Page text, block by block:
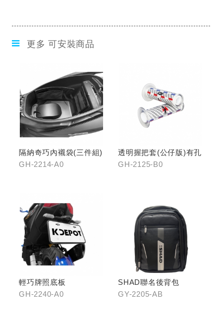
更多 可安裝商品
隔納奇巧內襯袋(三件組)
GH-2214-A0
透明握把套(公仔版)有孔
GH-2125-B0
輕巧牌照底板
GH-2240-A0
SHAD聯名後背包
GY-2205-AB